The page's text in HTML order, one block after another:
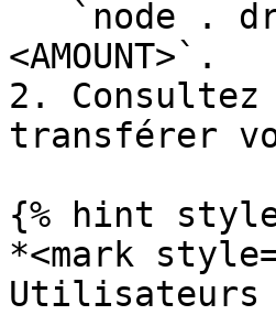
<AMOUNT>`.
2.
transférer
{% hint
*<mark
Utilisateurs